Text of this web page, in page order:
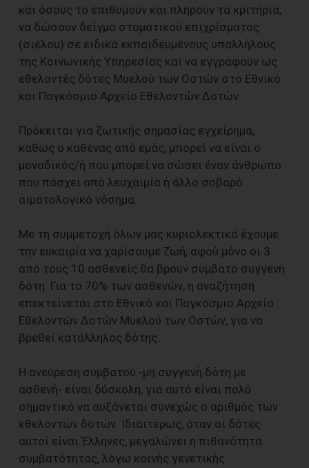
και όσους το επιθυμούν και πληρούν τα κριτήρια,
να δώσουν δείγμα στοματικού επιχρίσματος
(σιέλου) σε ειδικά εκπαιδευμένους υπαλλήλους
της Κοινωνικής Υπηρεσίας και να εγγραφούν ως
εθελοντές δότες Μυελού των Οστών στο Εθνικό
και Παγκόσμιο Αρχείο Εθελοντών Δοτών.
Πρόκειται για ζωτικής σημασίας εγχείρημα,
καθώς ο καθένας από εμάς, μπορεί να είναι ο
μοναδικός/ή που μπορεί να σώσει έναν άνθρωπο
που πάσχει από λευχαιμία ή άλλο σοβαρό
αιματολογικό νόσημα.
Με τη συμμετοχή όλων μας κυριολεκτικά έχουμε
την ευκαιρία να χαρίσουμε ζωή, αφού μόνο οι 3
από τους 10 ασθενείς θα βρουν συμβατό συγγενή
δότη. Για το 70% των ασθενών, η αναζήτηση
επεκτείνεται στο Εθνικό και Παγκόσμιο Αρχείο
Εθελοντών Δοτών Μυελού των Οστών, για να
βρεθεί κατάλληλος δότης.
Η ανεύρεση συμβατού -μη συγγενή δότη με
ασθενή- είναι δύσκολη, για αυτό είναι πολύ
σημαντικό να αυξάνεται συνεχώς ο αριθμός των
εθελοντών δοτών. Ιδιαιτέρως, όταν οι δότες
αυτοί είναι Έλληνες, μεγαλώνει η πιθανότητα
συμβατότητας, λόγω κοινής γενετικής